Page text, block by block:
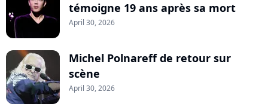
témoigne 19 ans après sa mort
April 30, 2026
Michel Polnareff de retour sur
scène
April 30, 2026